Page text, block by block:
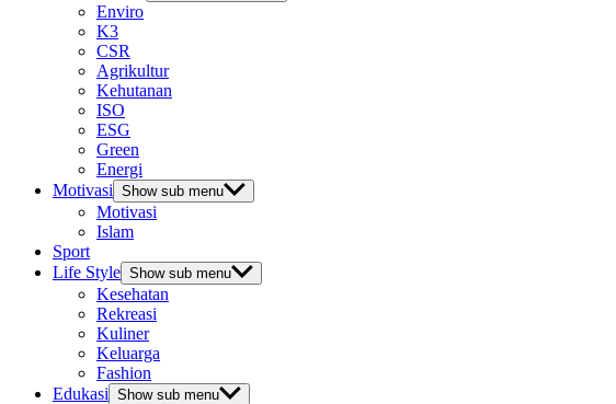
Enviro
K3
CSR
Agrikultur
Kehutanan
ISO
ESG
Green
Energi
Motivasi Show sub menu
Motivasi
Islam
Sport
Life Style Show sub menu
Kesehatan
Rekreasi
Kuliner
Keluarga
Fashion
Edukasi Show sub menu